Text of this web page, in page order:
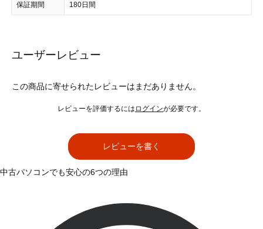
保証期間 180日間
ユーザーレビュー
この商品に寄せられたレビューはまだありません。
レビューを評価するには ログインが必要です。
レビューを書く
中古パソコンでも安心の6つの理由